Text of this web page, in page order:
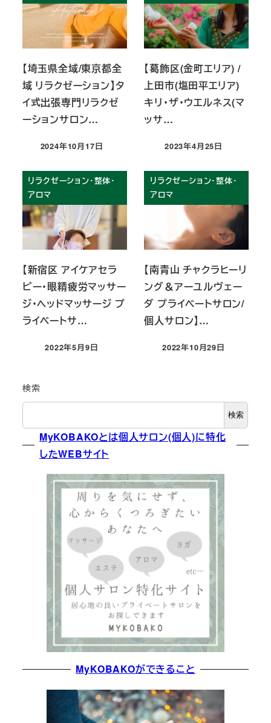
【埼玉県全域/東京都全
域 リラクゼーション】タ
イ式出張専門リラクゼ
ーションサロン…
投稿日
2024年10月17日
【葛飾区(金町エリア) /
上田市(塩田平エリア)
キリ・ザ・ウエルネス(マ
ッサ…
投稿日
2023年4月25日
リラクゼーション・整体・
アロマ
【新宿区 アイケアセラ
ピー・眼精疲労マッサー
ジ・ヘッドマッサージ プ
ライベートサ…
投稿日
2022年5月9日
リラクゼーション・整体・
アロマ
【南青山 チャクラヒーリ
ング＆アーユルヴェー
ダ プライベートサロン/
個人サロン】…
投稿日
2022年10月29日
検索
検索
MyKOBAKOとは個人サロン(個人)に特化
したWEBサイト
MyKOBAKOができること